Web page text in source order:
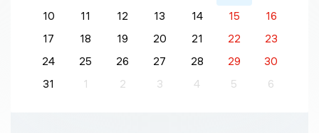
10
11 12 13 14 15
16
17
18 19 20 21 22
23
24
25 26 27 28 29
30
31
1 2 3 4 5 6